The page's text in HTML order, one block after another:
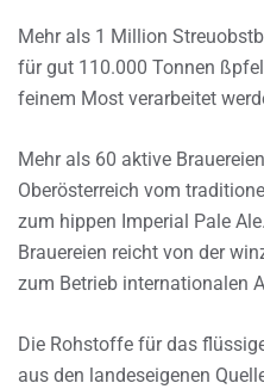
Mehr als 1 Million
für gut 110.000 Tonnen
feinem Most verarbeitet
Mehr als 60 aktive
Oberösterreich vom
zum hippen Imperial Pale
Brauereien reicht von der
zum Betrieb internationalen
Die Rohstoffe für das
aus den landeseigenen